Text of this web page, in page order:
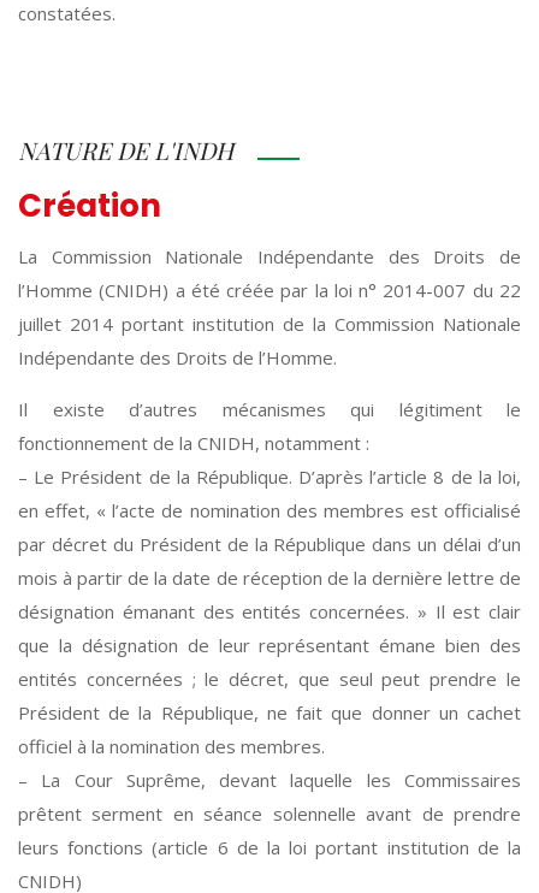
constatées.
NATURE DE L'INDH
Création
La Commission Nationale Indépendante des Droits de
l’Homme (CNIDH) a été créée par la loi n° 2014-007 du 22
juillet 2014 portant institution de la Commission Nationale
Indépendante des Droits de l’Homme.
Il existe d’autres mécanismes qui légitiment le
fonctionnement de la CNIDH, notamment :
– Le Président de la République. D’après l’article 8 de la loi,
en effet, « l’acte de nomination des membres est officialisé
par décret du Président de la République dans un délai d’un
mois à partir de la date de réception de la dernière lettre de
désignation émanant des entités concernées. » Il est clair
que la désignation de leur représentant émane bien des
entités concernées ; le décret, que seul peut prendre le
Président de la République, ne fait que donner un cachet
officiel à la nomination des membres.
– La Cour Suprême, devant laquelle les Commissaires
prêtent serment en séance solennelle avant de prendre
leurs fonctions (article 6 de la loi portant institution de la
CNIDH)